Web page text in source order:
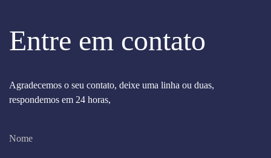
Entre em contato
Agradecemos o seu contato, deixe uma linha ou duas,
respondemos em 24 horas,